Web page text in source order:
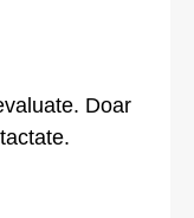
Doar